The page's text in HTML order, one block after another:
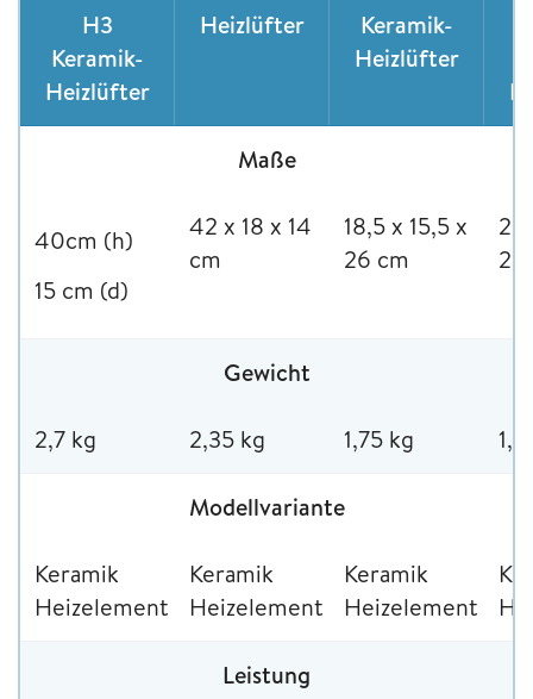
H3
Keramik-
Heizlüfter
Heizlüfter
Keramik-
Heizlüfter
Maße
40cm (h)
15 cm (d)
42 x 18 x 14
cm
18,5 x 15,5 x
26 cm
Gewicht
2,7 kg 2,35 kg 1,75 kg
Modellvariante
Keramik
Heizelement
Keramik
Heizelement
Keramik
Heizelement
Leistung